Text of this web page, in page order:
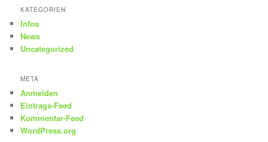
KATEGORIEN
Infos
News
Uncategorized
META
Anmelden
Eintrags-Feed
Kommentar-Feed
WordPress.org